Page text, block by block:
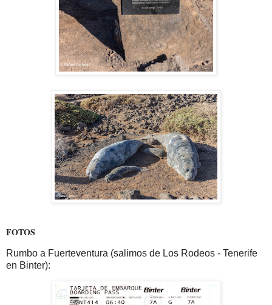
FOTOS
Rumbo a Fuerteventura (salimos de Los Rodeos - Tenerife
en Binter):